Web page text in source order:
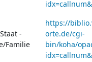
-
Familie
https://
orte.de/cgi-
bin/koha/